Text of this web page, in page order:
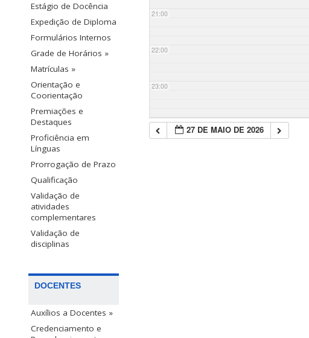
Estágio de Docência
Expedição de Diploma
Formulários Internos
Grade de Horários »
Matrículas »
Orientação e
Coorientação
Premiações e
Destaques
Proficiência em
Línguas
Prorrogação de Prazo
Qualificação
Validação de
atividades
complementares
Validação de
disciplinas
DOCENTES
Auxílios a Docentes »
Credenciamento e
21:00
22:00
23:00
27 DE MAIO DE 2026